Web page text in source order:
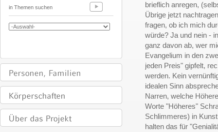
in Themen suchen
brieflich anregen,
Übrige jetzt
fragen, ob ich mich
würde? Ja und nein -
ganz davon ab, wer
Evangelium in den
jeden Preis" gipfelt,
werden. Kein
idealen Sinn
Narren, welche
Worte "Höheres"
Schlimmeres) in
halten das für